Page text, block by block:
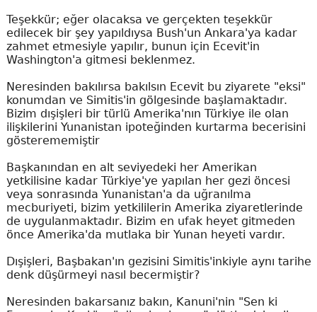
Teşekkür; eğer olacaksa ve gerçekten teşekkür
edilecek bir şey yapıldıysa Bush'un Ankara'ya kadar
zahmet etmesiyle yapılır, bunun için Ecevit'in
Washington'a gitmesi beklenmez.
Neresinden bakılırsa bakılsın Ecevit bu ziyarete "eksi"
konumdan ve Simitis'in gölgesinde başlamaktadır.
Bizim dışişleri bir türlü Amerika'nın Türkiye ile olan
ilişkilerini Yunanistan ipoteğinden kurtarma becerisini
gösterememiştir
Başkanından en alt seviyedeki her Amerikan
yetkilisine kadar Türkiye'ye yapılan her gezi öncesi
veya sonrasında Yunanistan'a da uğranılma
mecburiyeti, bizim yetkililerin Amerika ziyaretlerinde
de uygulanmaktadır. Bizim en ufak heyet gitmeden
önce Amerika'da mutlaka bir Yunan heyeti vardır.
Dışişleri, Başbakan'ın gezisini Simitis'inkiyle aynı tarihe
denk düşürmeyi nasıl becermiştir?
Neresinden bakarsanız bakın, Kanuni'nin "Sen ki